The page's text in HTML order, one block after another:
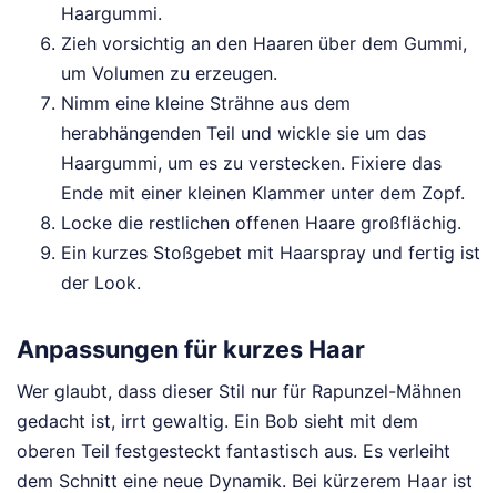
Haargummi.
Zieh vorsichtig an den Haaren über dem Gummi,
um Volumen zu erzeugen.
Nimm eine kleine Strähne aus dem
herabhängenden Teil und wickle sie um das
Haargummi, um es zu verstecken. Fixiere das
Ende mit einer kleinen Klammer unter dem Zopf.
Locke die restlichen offenen Haare großflächig.
Ein kurzes Stoßgebet mit Haarspray und fertig ist
der Look.
Anpassungen für kurzes Haar
Wer glaubt, dass dieser Stil nur für Rapunzel-Mähnen
gedacht ist, irrt gewaltig. Ein Bob sieht mit dem
oberen Teil festgesteckt fantastisch aus. Es verleiht
dem Schnitt eine neue Dynamik. Bei kürzerem Haar ist